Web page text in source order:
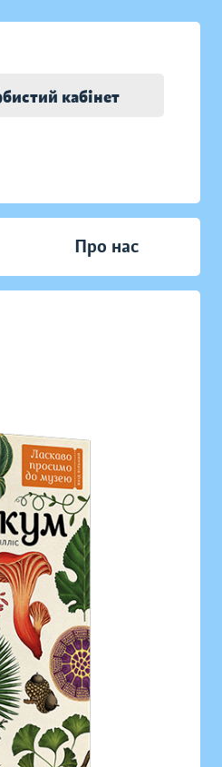
кабінет
Про нас